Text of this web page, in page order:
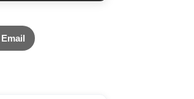
Email